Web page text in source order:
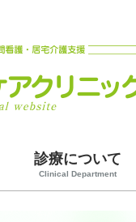
診療について
Clinical Department